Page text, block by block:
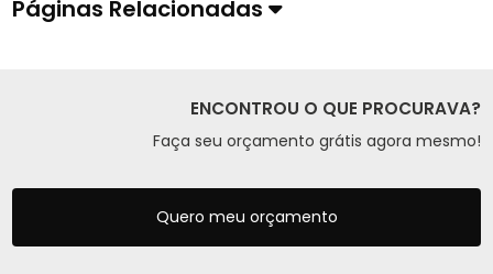
Páginas Relacionadas
ENCONTROU O QUE PROCURAVA?
Faça seu orçamento grátis agora mesmo!
Quero meu orçamento